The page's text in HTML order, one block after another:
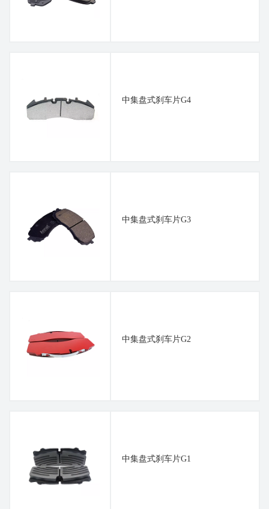
中集盘式刹车片G4
中集盘式刹车片G3
中集盘式刹车片G2
中集盘式刹车片G1